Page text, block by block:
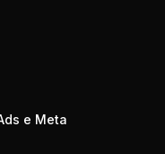
e Meta